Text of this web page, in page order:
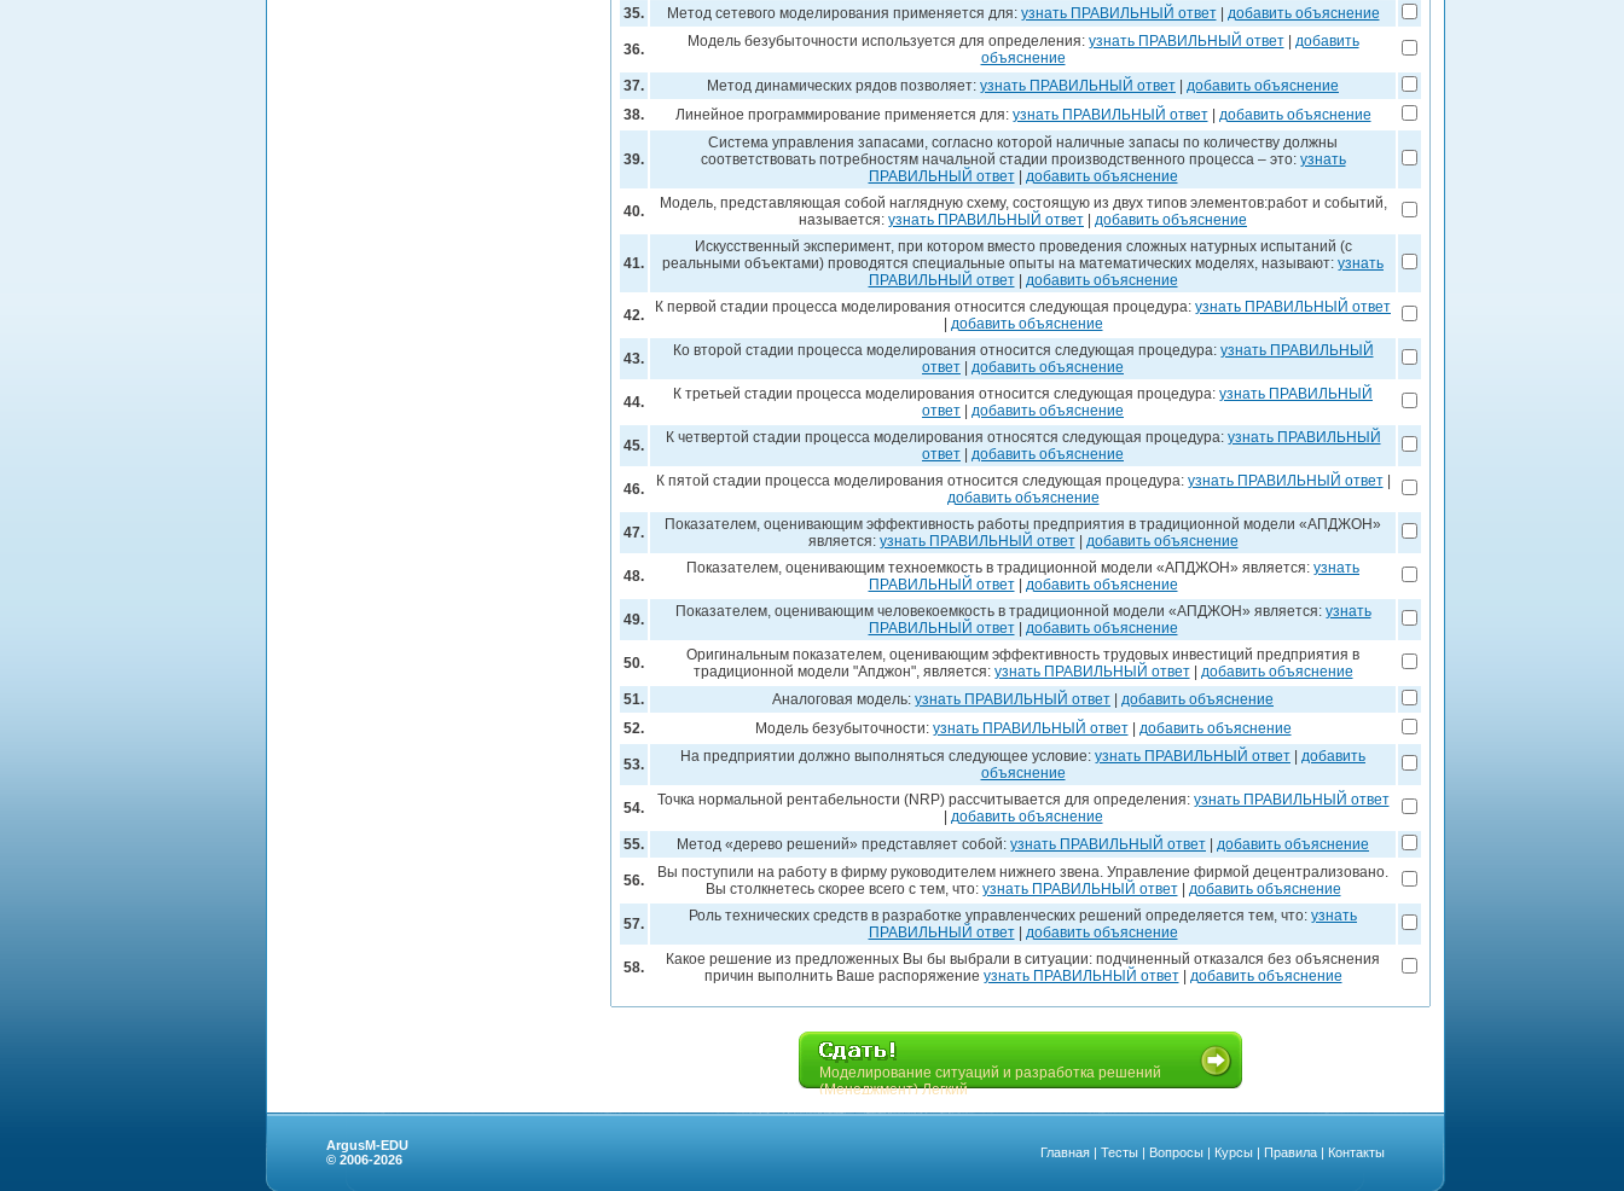
35.
Метод сетевого моделирования применяется для: узнать ПРАВИЛЬНЫЙ ответ| добавить объяснение
36. Модель безубыточности используется для определения: узнать ПРАВИЛЬНЫЙ ответ| добавить
объяснение
37.
Метод динамических рядов позволяет: узнать ПРАВИЛЬНЫЙ ответ
добавить объяснение
38.
Линейное программирование применяется для: узнать ПРАВИЛЬНЫЙ ответ| добавить объяснение
39.
Система управления запасами, согласно которой наличные запасы по количеству должны
соответствовать потребностям начальной стадии производственного процесса – это: узнать
ПРАВИЛЬНЫЙ ответ| добавить объяснение
40.
Модель, представляющая собой наглядную схему, состоящую из двух типов элементов:работ и событий,
называется: узнать ПРАВИЛЬНЫЙ ответ добавить объяснение
41.
Искусственный эксперимент, при котором вместо проведения сложных натурных испытаний (с
реальными объектами) проводятся специальные опыты на математических моделях, называют: узнать
ПРАВИЛЬНЫЙ ответ| добавить объяснение
42. К первой стадии процесса моделирования относится следующая процедура: узнать ПРАВИЛЬНЫЙ ответ
добавить объяснение
43. Ко второй стадии процесса моделирования относится следующая процедура: узнать ПРАВИЛЬНЫЙ
ответ
добавить объяснение
44. К третьей стадии процесса моделирования относится следующая процедура: узнать ПРАВИЛЬНЫЙ
ответ
добавить объяснение
45. К четвертой стадии процесса моделирования относятся следующая процедура: узнать ПРАВИЛЬНЫЙ
ответ
добавить объяснение
46. К пятой стадии процесса моделирования относится следующая процедура: узнать ПРАВИЛЬНЫЙ ответ|
добавить объяснение
47.
Показателем, оценивающим эффективность работы предприятия в традиционной модели «АПДЖОН»
является: узнать ПРАВИЛЬНЫЙ ответ| добавить объяснение
48. Показателем, оценивающим техноемкость в традиционной модели «АПДЖОН» является: узнать
ПРАВИЛЬНЫЙ ответ| добавить объяснение
49. Показателем, оценивающим человекоемкость в традиционной модели «АПДЖОН» является: узнать
ПРАВИЛЬНЫЙ ответ| добавить объяснение
50.
Оригинальным показателем, оценивающим эффективность трудовых инвестиций предприятия в
традиционной модели "Апджон", является: узнать ПРАВИЛЬНЫЙ ответ| добавить объяснение
51.
Аналоговая модель: узнать ПРАВИЛЬНЫЙ ответ
добавить объяснение
52.
Модель безубыточности: узнать ПРАВИЛЬНЫЙ ответ| добавить объяснение
53. На предприятии должно выполняться следующее условие: узнать ПРАВИЛЬНЫЙ ответ
добавить
объяснение
54. Точка нормальной рентабельности (NRP) рассчитывается для определения: узнать ПРАВИЛЬНЫЙ ответ
добавить объяснение
55.
Метод «дерево решений» представляет собой: узнать ПРАВИЛЬНЫЙ ответ добавить объяснение
56.
Вы поступили на работу в фирму руководителем нижнего звена. Управление фирмой децентрализовано.
Вы столкнетесь скорее всего с тем, что: узнать ПРАВИЛЬНЫЙ ответ| добавить объяснение
57. Роль технических средств в разработке управленческих решений определяется тем, что: узнать
ПРАВИЛЬНЫЙ ответ| добавить объяснение
58.
Какое решение из предложенных Вы бы выбрали в ситуации: подчиненный отказался без объяснения
причин выполнить Ваше распоряжение узнать ПРАВИЛЬНЫЙ ответ| добавить объяснение
Моделирование ситуаций и разработка решений
(Менеджмент) Легкий
ArgusM-EDU
© 2006-2026
Главная | Тесты | Вопросы | Курсы | Правила | Контакты